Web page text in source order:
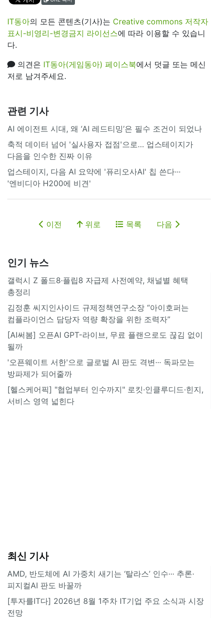
IT동아의 모든 콘텐츠(기사)는 Creative commons 저작자
표시-비영리-변경금지 라이선스에 따라 이용할 수 있습니
다.
의견은 IT동아(게임동아) 페이스북에서 덧글 또는 메신
저로 남겨주세요.
관련 기사
AI 에이전트 시대, 왜 ‘AI 레드티밍’은 필수 조건이 되었나
축적 데이터 넘어 '실사용자 접점'으로… 업스테이지가
다음을 인수한 진짜 이유
업스테이지, 다음 AI 요약에 '퓨리오사AI' 칩 쓴다···
'엔비디아 H200에 비견'
이전 위로 목록 다음
인기 뉴스
갤럭시 Z 폴드8·플립8 자급제 사전예약, 채널별 혜택
총정리
김정훈 씨지인사이드 규제정책연구소장 “아이호퍼는
컴플라이언스 담당자 역량 확장을 위한 조력자”
[AI써봄] 오픈AI GPT-라이브, 무료 플랜으로도 끊김 없이
될까
'오픈웨이트 서한'으로 글로벌 AI 판도 격변··· 독파모는
방파제가 되어줄까
[헬스케어픽] "협업부터 인수까지" 로킷·인클루디드·힌지,
서비스 영역 넓힌다
최신 기사
AMD, 반도체에 AI 가중치 새기는 ‘탈라스’ 인수··· 추론·
피지컬AI 판도 바꿀까
[투자를IT다] 2026년 8월 1주차 IT기업 주요 소식과 시장
전망